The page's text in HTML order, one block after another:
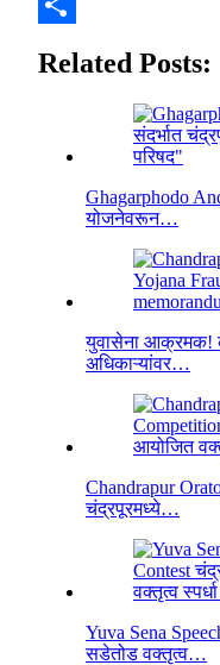
Related Posts:
Ghagarphodo
योजनेवरून…
युवासेना आक्रमक!
अधिकाऱ्यांवर…
Chandrapur
चंद्रपूरमध्ये…
Yuva Sena
सडेतोड वक्तृत्व…